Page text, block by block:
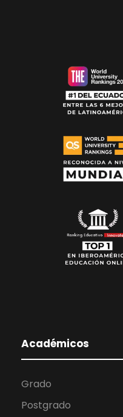
Académicos
Grado
Postgrado